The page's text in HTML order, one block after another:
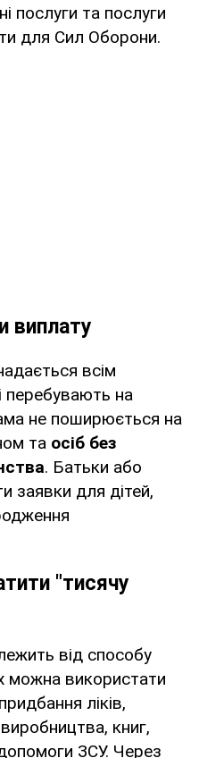
послуги та послуги
для Сил Оборони.
виплату
всім
перебувають на
не поширюється на
та осіб без
. Батьки або
заявки для дітей,
"тисячу
від способу
можна використати
ліків,
книг,
ЗСУ. Через